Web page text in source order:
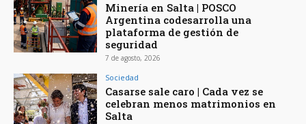
Minería en Salta | POSCO
Argentina codesarrolla una
plataforma de gestión de
seguridad
7 de agosto, 2026
Sociedad
Casarse sale caro | Cada vez se
celebran menos matrimonios en
Salta